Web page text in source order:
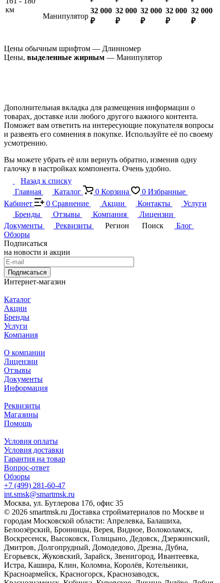
км
Манипулятор
32 000
₽
32 000
₽
32 000
₽
32 000
₽
32 000
₽
Цены обычным шрифтом — Длинномер
Цены, выделенные жирным — Манипулятор
Дополнительная вкладка для размещения информации о
товарах, доставке или любого другого важного контента.
Поможет вам ответить на интересующие покупателя вопросы
и развеять его сомнения в покупке. Используйте её по своему
усмотрению.
Вы можете убрать её или вернуть обратно, изменив одну
галочку в настройках компонента. Очень удобно.
Назад к списку
Главная
Каталог 0 Корзина 0 Избранные
Кабинет
0 Сравнение Акции Контакты
Услуги
Бренды
Отзывы Компания
Лицензии
Документы
Реквизиты Регион Поиск
Блог
Обзоры
Подписаться
на новости и акции
Подписаться
Интернет-магазин
Каталог
Акции
Бренды
Услуги
Компания
О компании
Лицензии
Отзывы
Документы
Информация
Реквизиты
Магазины
Помощь
Условия оплаты
Условия доставки
Гарантия на товар
Вопрос-ответ
Обзоры
+7 (499) 281-60-47
int.smsk@smartmsk.ru
Москва, ул. Бутлерова 17б, офис 35
© 2026 smartmsk.ru Доставка стройматериалов по Москве и
городам Московской области: Апрелевка, Балашиха,
Белоозёрский, Бронницы, Верея, Видное, Волоколамск,
Воскресенск, Высоковск, Голицыно, Дедовск, Дзержинский,
Дмитров, Долгопрудный, Домодедово, Дрезна, Дубна,
Егорьевск, Жуковский, Зарайск, Звенигород, Ивантеевка,
Истра, Кашира, Клин, Коломна, Королёв, Котельники,
Красноармейск, Красногорск, Краснозаводск,